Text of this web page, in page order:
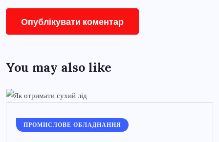
You may also like
ПРОМИСЛОВЕ ОБЛАДНАННЯ